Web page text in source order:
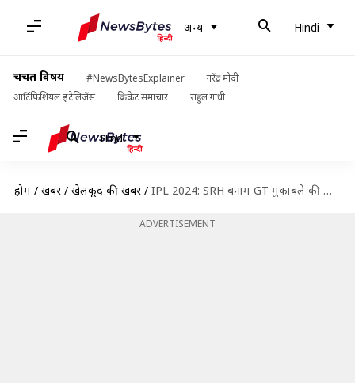
अन्य Hindi
चर्चित विषय #NewsBytesExplainer
नरेंद्र मोदी
आर्टिफिशियल इंटेलिजेंस
क्रिकेट समाचार राहुल गांधी
Hindi
होम / खबरें / खेलकूद की खबरें / IPL 2024: SRH बनाम GT मुकाबले की ड्रीम इलेवन, प्रीव्यू और अहम आंकड़े
ADVERTISEMENT